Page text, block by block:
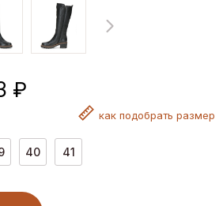
₽
как подобрать размер
40 41